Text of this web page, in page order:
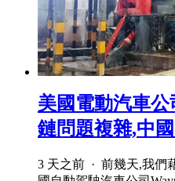
美國電動汽車
鏈問題複雜,中
3 天之前 · 前幾天,我們